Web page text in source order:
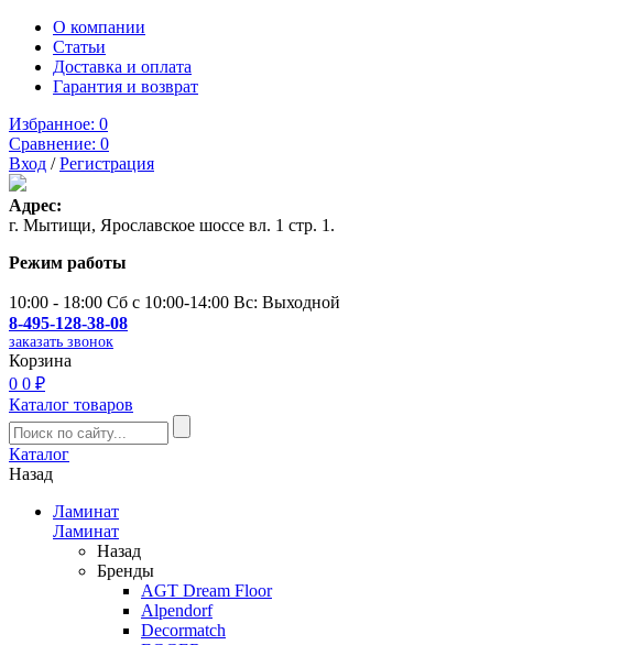
О компании
Статьи
Доставка и оплата
Гарантия и возврат
Избранное: 0
Сравнение: 0
Вход /Регистрация
Адрес:
г. Мытищи, Ярославское шоссе вл. 1 стр. 1.
Режим работы
10:00 - 18:00 Сб с 10:00-14:00 Вс: Выходной
8-495-128-38-08
заказать звонок
Корзина
0 0 ₽
Каталог товаров
Каталог
Назад
Ламинат
Ламинат
Назад
Бренды
AGT Dream Floor
Alpendorf
Decormatch